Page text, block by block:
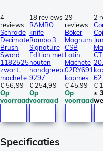
4
reviews
Schrade
Decimate
Brush
Sword
1182525
zwart,
machete
€ 56,99
Op
voorraad
18 reviews
RAMBO
knife
Rambo 3
Signature
Edition met
houten
handgreep,
9297
€ 254,99
Op
voorraad
29
reviews
Böker
Magnum
CSB
Latin
Machete
02RY691
kapmes
€ 45,99
Op
voorraad
2
€
± 3
Specificaties